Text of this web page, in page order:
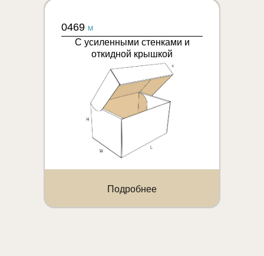
0469 M
С усиленными стенками и
откидной крышкой
Подробнее